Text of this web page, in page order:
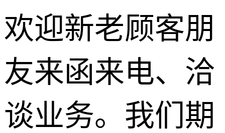
欢迎新老顾客朋
友来函来电、洽
谈业务。我们期
路面沥青
柏油马路